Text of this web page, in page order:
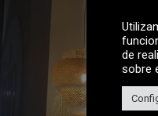
de
sobre